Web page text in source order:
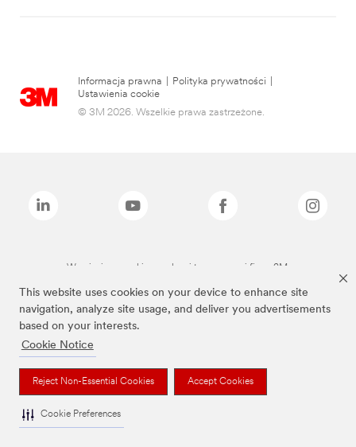
This website uses cookies on your device to enhance site
navigation, analyze site usage, and deliver you advertisements
based on your interests.
Cookie Notice
Reject Non-Essential Cookies Accept Cookies
Cookie Preferences
Informacja prawna Polityka prywatności
Ustawienia cookie
© 3M 2026. Wszelkie prawa zastrzeżone.
Wymienione marki są znakami towarowymi firmy 3M.